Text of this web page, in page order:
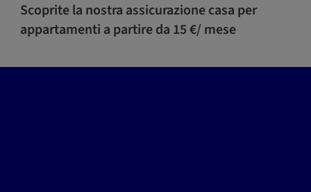
Scoprite la nostra assicurazione casa per
appartamenti a partire da 15 €/ mese